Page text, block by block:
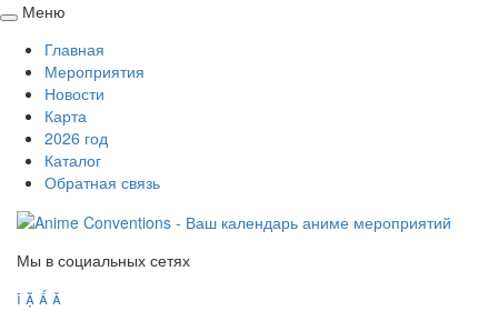
Свернуть
развернуть
Меню
Главная
Мероприятия
Новости
Карта
2026 год
Каталог
Обратная связь
Мы в социальных сетях
   